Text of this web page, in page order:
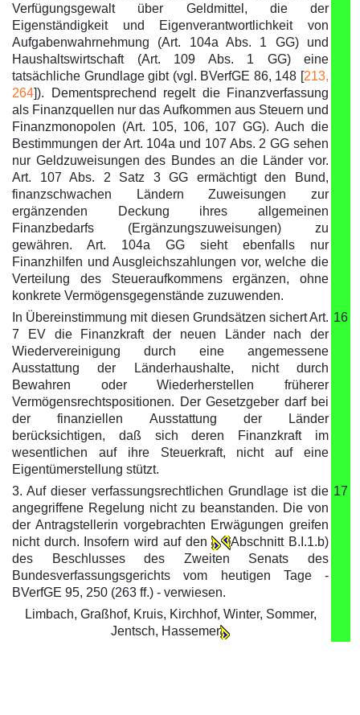
Verfügungsgewalt über Geldmittel, die der
Eigenständigkeit und Eigenverantwortlichkeit von
Aufgabenwahrnehmung (Art. 104a Abs. 1 GG) und
Haushaltswirtschaft (Art. 109 Abs. 1 GG) eine
tatsächliche Grundlage gibt (vgl. BVerfGE 86, 148 [213,
264]). Dementsprechend regelt die Finanzverfassung
als Finanzquellen nur das Aufkommen aus Steuern und
Finanzmonopolen (Art. 105, 106, 107 GG). Auch die
Bestimmungen der Art. 104a und 107 Abs. 2 GG sehen
nur Geldzuweisungen des Bundes an die Länder vor.
Art. 107 Abs. 2 Satz 3 GG ermächtigt den Bund,
finanzschwachen Ländern Zuweisungen zur
ergänzenden Deckung ihres allgemeinen
Finanzbedarfs (Ergänzungszuweisungen) zu
gewähren. Art. 104a GG sieht ebenfalls nur
Finanzhilfen und Ausgleichszahlungen vor, welche die
Verteilung des Steueraufkommens ergänzen, ohne
konkrete Vermögensgegenstände zuzuwenden.
In Übereinstimmung mit diesen Grundsätzen sichert Art.
7 EV die Finanzkraft der neuen Länder nach der
Wiedervereinigung durch eine angemessene
Ausstattung der Länderhaushalte, nicht durch
Bewahren oder Wiederherstellen früherer
Vermögensrechtspositionen. Der Gesetzgeber darf bei
der finanziellen Ausstattung der Länder
berücksichtigen, daß sich deren Finanzkraft im
wesentlichen auf ihre Steuerkraft, nicht auf eine
Eigentümerstellung stützt.
16
3. Auf dieser verfassungsrechtlichen Grundlage ist die
angegriffene Regelung nicht zu beanstanden. Die von
der Antragstellerin vorgebrachten Erwägungen greifen
nicht durch. Insofern wird auf den
Abschnitt B.I.1.b)
des Beschlusses des Zweiten Senats des
Bundesverfassungsgerichts vom heutigen Tage -
BVerfGE 95, 250 (263 ff.) - verwiesen.
17
Limbach, Graßhof, Kruis, Kirchhof, Winter, Sommer,
Jentsch, Hassemer